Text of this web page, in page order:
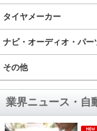
タイヤメーカー
ナビ・オーディオ・パー
その他
業界ニュース・自